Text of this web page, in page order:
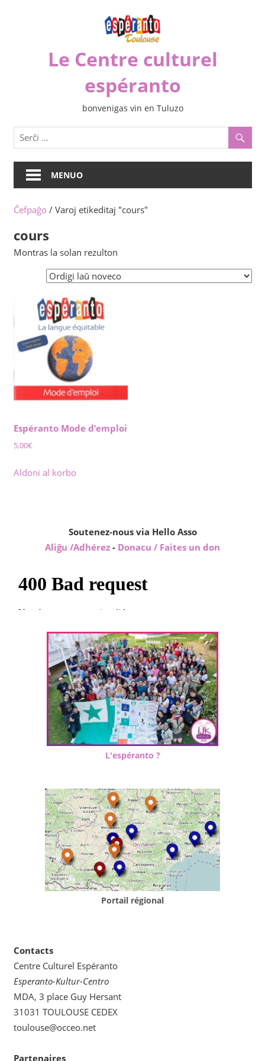
Le Centre culturel
espéranto
bonvenigas vin en Tuluzo
MENUO
Ĉefpaĝo / Varoj etikeditaj "cours"
cours
Montras la solan rezulton
Espéranto Mode d’emploi
5,00€
Aldoni al korbo
Soutenez-nous via Hello Asso
Aliĝu /Adhérez - Donacu / Faites un don
L'espéranto ?
Portail régional
Contacts
Centre Culturel Espéranto
Esperanto-Kultur-Centro
MDA, 3 place Guy Hersant
31031 TOULOUSE CEDEX
toulouse@occeo.net
Partenaires